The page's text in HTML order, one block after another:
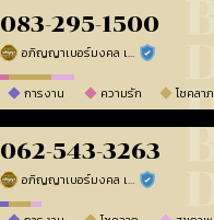
083-295-1500
อภิญญาเบอร์มงคล เบอร์สวยเลขศาสตร์ ร้านยืนยันแล้ว
การงาน ความรัก โชคลาภ
062-543-3263
อภิญญาเบอร์มงคล เบอร์สวยเลขศาสตร์ ร้านยืนยันแล้ว